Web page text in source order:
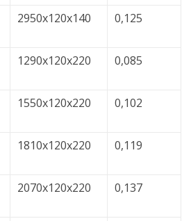
2950x120x140 0,125
1290x120x220 0,085
1550x120x220 0,102
1810x120x220 0,119
2070x120x220 0,137